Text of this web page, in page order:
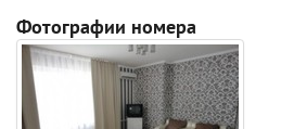
Фотографии номера